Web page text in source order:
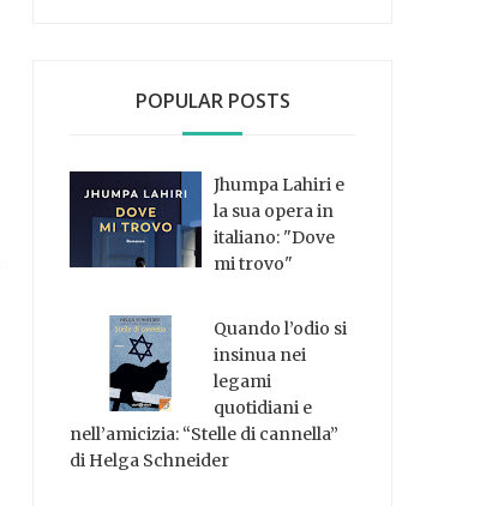
POPULAR POSTS
Jhumpa Lahiri e
la sua opera in
italiano: "Dove
mi trovo"
Quando l’odio si
insinua nei
legami
quotidiani e
nell’amicizia: “Stelle di cannella”
di Helga Schneider